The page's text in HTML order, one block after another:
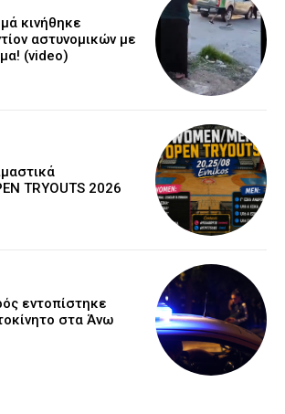
κινήθηκε
αστυνομικών με
(video)
TRYOUTS 2026
εντοπίστηκε
στα Άνω